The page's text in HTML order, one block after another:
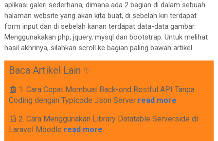
aplikasi galeri sederhana, dimana ada 2 bagian di dalam sebuah
halaman website yang akan kita buat, di sebelah kiri terdapat
form input dan di sebelah kanan terdapat data-data gambar.
Menggunakakan php, jquery, mysql dan bootstrap. Untuk melihat
hasil akhrinya, silahkan scroll ke bagian paling bawah artikel.
Baca Artikel Lain ✨
📰 1. Cara Cepat Membuat Back-end Restful API Tanpa
Coding dengan Typicode Json Server read more
📰 2. Cara Menggunakan Library Datatable Serverside di
Laravel Moodle read more